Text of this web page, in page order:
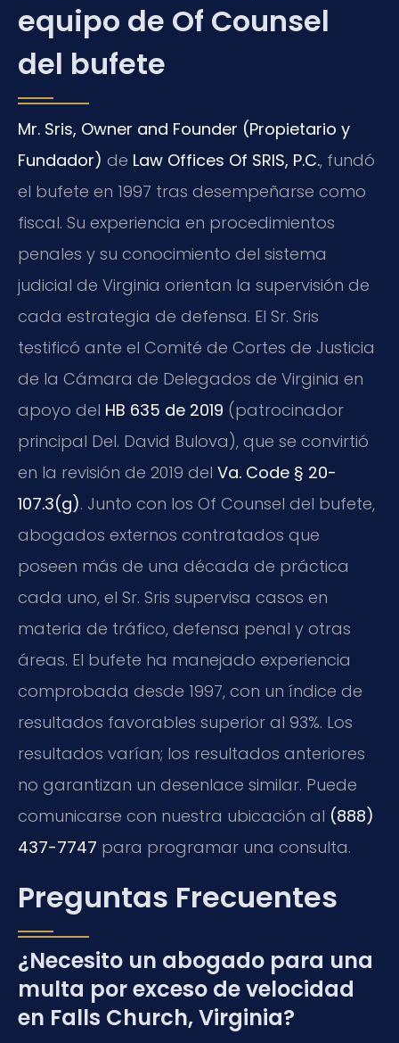
equipo de Of Counsel
del bufete
Mr. Sris, Owner and Founder (Propietario y
Fundador) de Law Offices Of SRIS, P.C., fundó
el bufete en 1997 tras desempeñarse como
fiscal. Su experiencia en procedimientos
penales y su conocimiento del sistema
judicial de Virginia orientan la supervisión de
cada estrategia de defensa. El Sr. Sris
testificó ante el Comité de Cortes de Justicia
de la Cámara de Delegados de Virginia en
apoyo del HB 635 de 2019 (patrocinador
principal Del. David Bulova), que se convirtió
en la revisión de 2019 del Va. Code § 20-
107.3(g). Junto con los Of Counsel del bufete,
abogados externos contratados que
poseen más de una década de práctica
cada uno, el Sr. Sris supervisa casos en
materia de tráfico, defensa penal y otras
áreas. El bufete ha manejado experiencia
comprobada desde 1997, con un índice de
resultados favorables superior al 93%. Los
resultados varían; los resultados anteriores
no garantizan un desenlace similar. Puede
comunicarse con nuestra ubicación al (888)
437-7747 para programar una consulta.
Preguntas Frecuentes
¿Necesito un abogado para una
multa por exceso de velocidad
en Falls Church, Virginia?